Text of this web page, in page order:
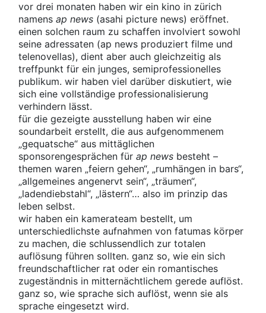
vor drei monaten haben wir ein kino in zürich
namens ap news (asahi picture news) eröffnet.
einen solchen raum zu schaffen involviert sowohl
seine adressaten (ap news produziert filme und
telenovellas), dient aber auch gleichzeitig als
treffpunkt für ein junges, semiprofessionelles
publikum. wir haben viel darüber diskutiert, wie
sich eine vollständige professionalisierung
verhindern lässt.
für die gezeigte ausstellung haben wir eine
soundarbeit erstellt, die aus aufgenommenem
„gequatsche“ aus mittäglichen
sponsorengesprächen für ap news besteht –
themen waren „feiern gehen“, „rumhängen in bars“,
„allgemeines angenervt sein“, „träumen“,
„ladendiebstahl“, „lästern“… also im prinzip das
leben selbst.
wir haben ein kamerateam bestellt, um
unterschiedlichste aufnahmen von fatumas körper
zu machen, die schlussendlich zur totalen
auflösung führen sollten. ganz so, wie ein sich
freundschaftlicher rat oder ein romantisches
zugeständnis in mitternächtlichem gerede auflöst.
ganz so, wie sprache sich auflöst, wenn sie als
sprache eingesetzt wird.